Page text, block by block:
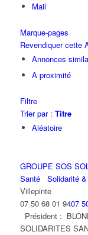
Mail
Marque-pages
Revendiquer cette
Annonces
A proximité
Filtre
Trier par : Titre
Aléatoire
GROUPE SOS
Santé
Solidarité
Villepinte
07 50 68 01 9407
Président :
SOLIDARITES